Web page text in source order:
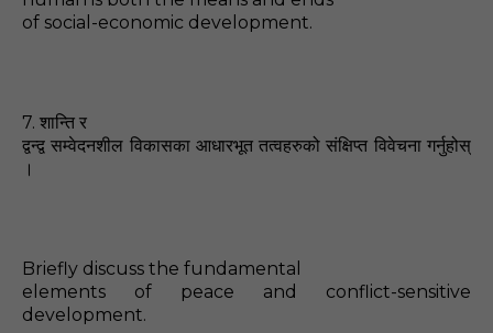
of social-economic development.
7. शान्ति र
द्वन्द्व सम्वेदनशील विकासका आधारभूत तत्वहरुको संक्षिप्त विवेचना गर्नुहोस्‌
।
Briefly discuss the fundamental
elements of peace and conflict-sensitive
development.